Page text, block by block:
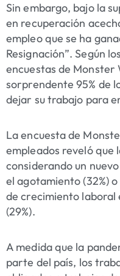
Sin embargo, bajo la
en recuperación
empleo que se ha
Resignación”. Según
encuestas de Monster
sorprendente 95% de
dejar su trabajo para
La encuesta de
empleados reveló que
considerando un
el agotamiento (32%)
de crecimiento laboral
(29%).
A medida que la
parte del país, los